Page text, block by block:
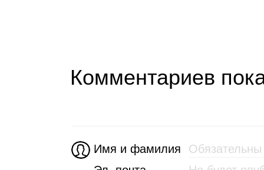
Комментариев
Имя и фамилия